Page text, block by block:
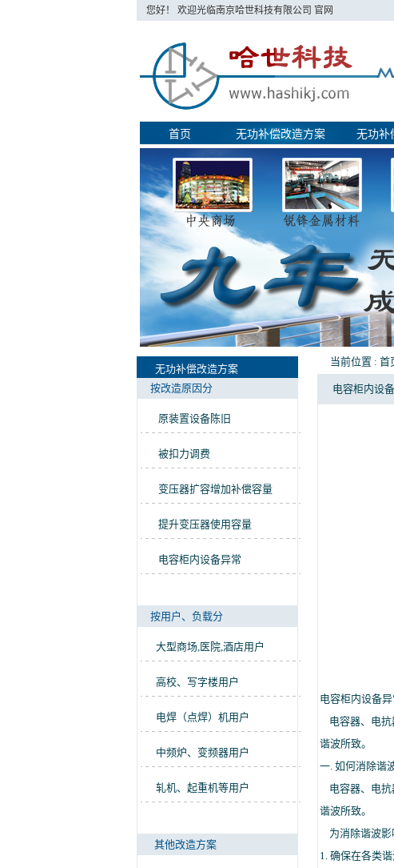
您好！ 欢迎光临南京哈世科技有限公司 官网
首页 无功补偿改造方案 无功补
无功补偿改造方案
按改造原因分
原装置设备陈旧
被扣力调费
变压器扩容增加补偿容量
提升变压器使用容量
电容柜内设备异常
按用户、负载分
大型商场,医院,酒店用户
高校、写字楼用户
电焊（点焊）机用户
中频炉、变频器用户
轧机、起重机等用户
其他改造方案
当前位置 : 首
电容柜内设
电容柜内设备异
电容器、电抗
谐波所致。
一. 如何消除谐
电容器、电抗
谐波所致。
为消除谐波影
1. 确保在各类